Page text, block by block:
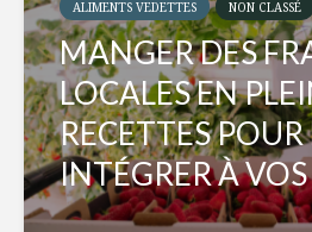
ALIMENTS VEDETTES NON CLASSÉ
MANGER DES
LOCALES EN
RECETTES POUR
INTÉGRER À VOS